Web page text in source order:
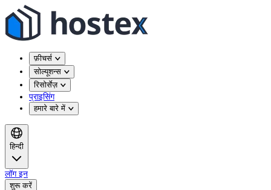
फ़ीचर्स
सोल्यूशन्स
रिसोर्सेज़
प्राइसिंग
हमारे बारे में
हिन्दी
लॉग इन
शुरू करें